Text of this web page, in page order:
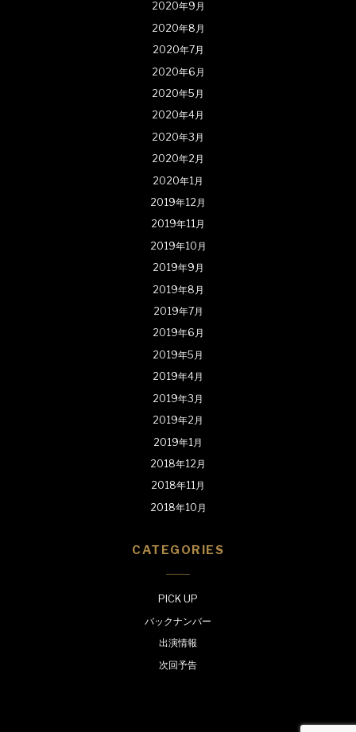
2020年9月
2020年8月
2020年7月
2020年6月
2020年5月
2020年4月
2020年3月
2020年2月
2020年1月
2019年12月
2019年11月
2019年10月
2019年9月
2019年8月
2019年7月
2019年6月
2019年5月
2019年4月
2019年3月
2019年2月
2019年1月
2018年12月
2018年11月
2018年10月
CATEGORIES
PICK UP
バックナンバー
出演情報
次回予告